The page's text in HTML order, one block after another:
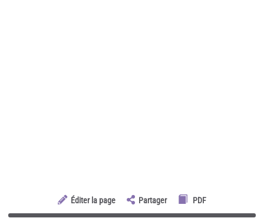
Éditer la page Partager PDF